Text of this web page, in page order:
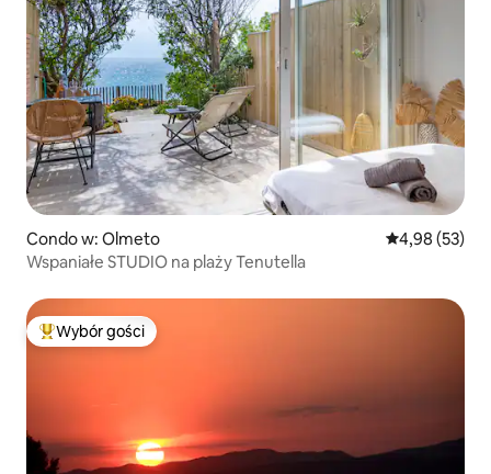
Condo w: Olmeto Średnia
4,98 (53)
Wspaniałe STUDIO na plaży Tenutella
Najpopularniejsze z kategorii Wybór gości
Wybór gości